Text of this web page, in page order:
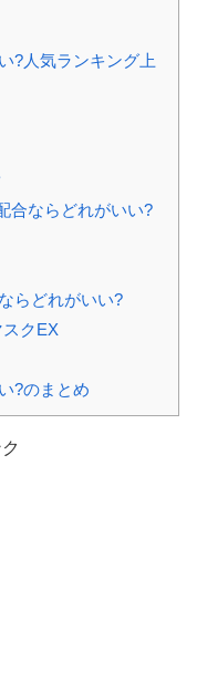
?人気ランキング上
合ならどれがいい?
らどれがいい?
クEX
?のまとめ